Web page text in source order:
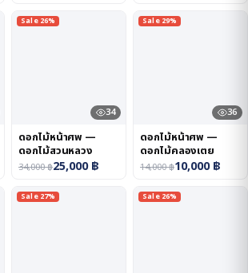
Sale 26%
34
ดอกไม้หน้าศพ —
ดอกไม้สวนหลวง
34,000฿25,000฿
Sale 29%
36
ดอกไม้หน้าศพ —
ดอกไม้คลองเตย
14,000฿10,000฿
Sale 27% Sale 26%